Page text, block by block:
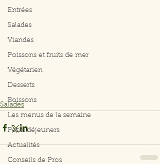
Entrées
Salades
Viandes
Poissons et fruits de mer
Végétarien
Desserts
Boissons
Les menus de la semaine
Petits déjeuners
Actualités
Conseils de Pros
Salades